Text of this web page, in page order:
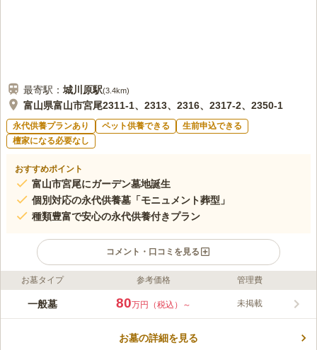
最寄駅： 城川原駅(3.4km)
富山県富山市宮尾2311-1、2313、2316、2317-2、2350-1
永代供養プランあり ペット供養できる
生前申込できる
檀家になる必要なし
おすすめポイント
富山市宮尾にガーデン墓地誕生
個別対応の永代供養墓「モニュメント葬型」
種類豊富で安心の永代供養付きプラン
コメント・口コミを見る
ライフドット編集部のコメント
富山市北部に新しく誕生した「富山市北部霊苑 想縁（そうえ
リー設計です。 ご夫婦やおひとり様でも安心してご利用いただ
お墓タイプ 参考価格 管理費
一般墓 80万円（税込）～ 未掲載
お墓の詳細を見る